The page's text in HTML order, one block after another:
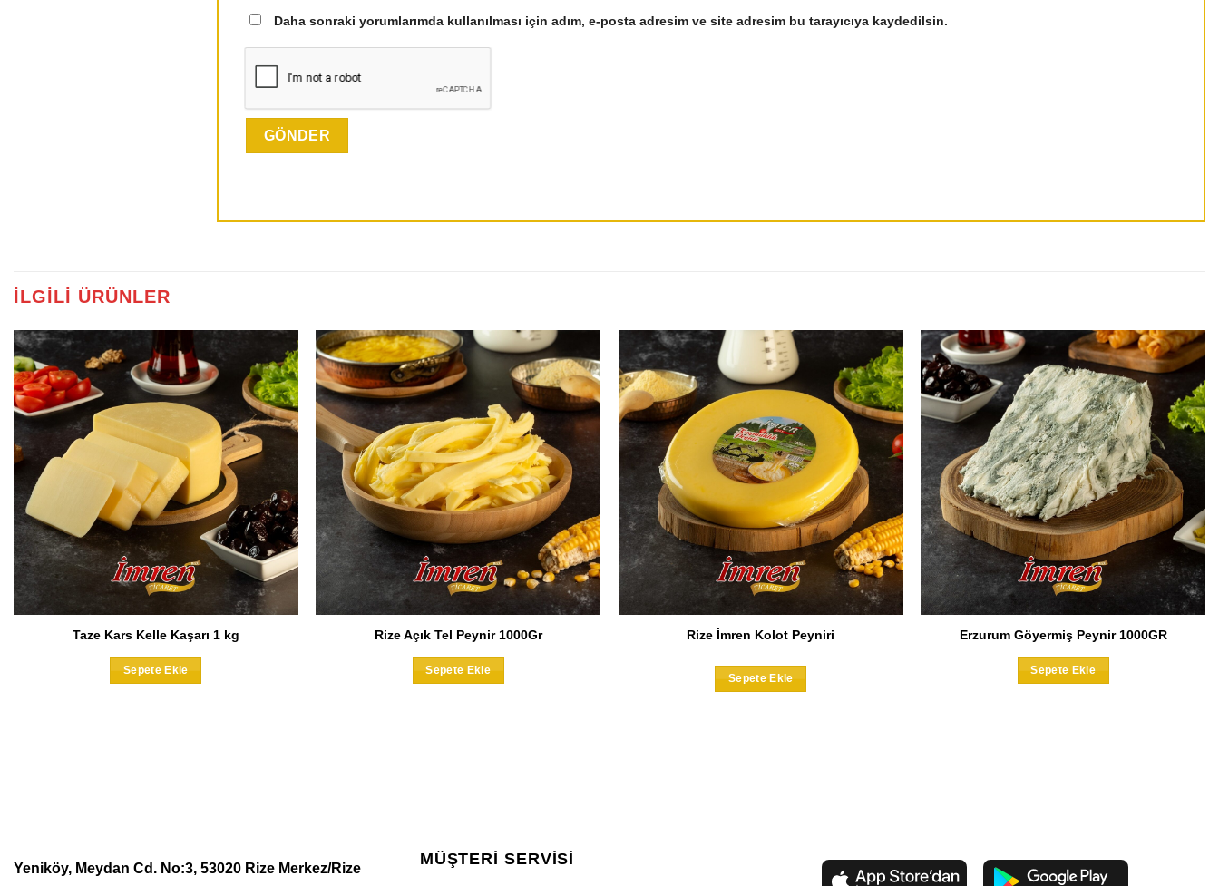
Daha sonraki yorumlarımda kullanılması için adım, e-posta adresim ve site adresim bu tarayıcıya kaydedilsin.
İLGILI ÜRÜNLER
Taze Kars Kelle Kaşarı 1 kg
Sepete Ekle
Rize Açık Tel Peynir 1000Gr
Sepete Ekle
Rize İmren Kolot Peyniri
Sepete Ekle
Bu
Erzurum Göyermiş Peynir 1000GR
Sepete Ekle
Yeniköy, Meydan Cd. No:3, 53020 Rize Merkez/Rize
MÜŞTERİ SERVİSİ